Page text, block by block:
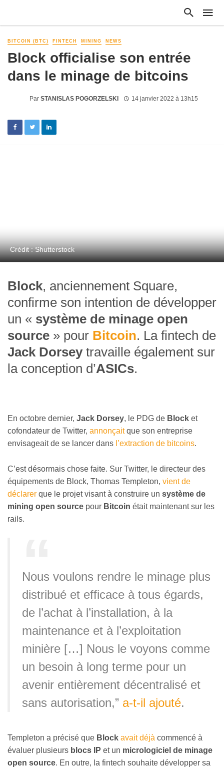
BITCOIN (BTC) FINTECH MINING NEWS
Block officialise son entrée
dans le minage de bitcoins
Par STANISLAS POGORZELSKI 14 janvier 2022 à 13h15
Crédit : Shutterstock
Block, anciennement Square,
confirme son intention de développer
un « système de minage open
source » pour Bitcoin. La fintech de
Jack Dorseytravaille également sur
la conception d’ASICs.
En octobre dernier, Jack Dorsey, le PDG de Block et
cofondateur de Twitter, annonçaitque son entreprise
envisageait de se lancer dans l’extraction de bitcoins.
C’est désormais chose faite. Sur Twitter, le directeur des
équipements de Block, Thomas Templeton, vient de
déclarer que le projet visant à construire un système de
mining open source pour Bitcoin était maintenant sur les
rails.
Nous voulons rendre le minage plus
distribué et efficace à tous égards,
de l’achat à l’installation, à la
maintenance et à l’exploitation
minière […] Nous le voyons comme
un besoin à long terme pour un
avenir entièrement décentralisé et
sans autorisation,” a-t-il ajouté.
Templeton a précisé que Block avait déjà commencé à
évaluer plusieurs blocs IP et un micrologiciel de minage
open source. En outre, la fintech souhaite développer sa